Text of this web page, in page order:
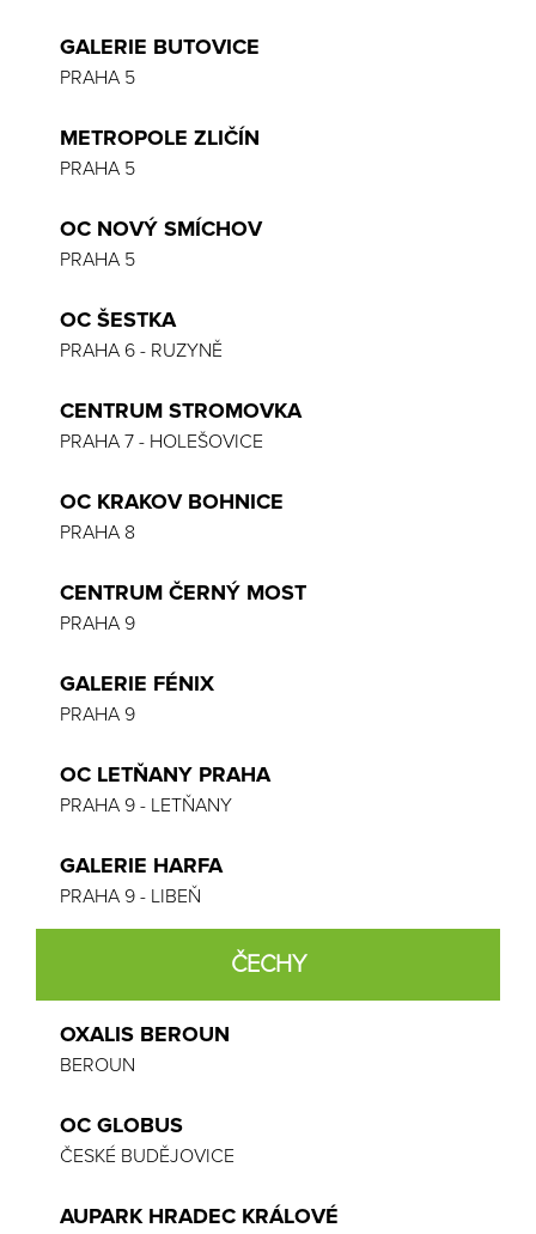
GALERIE BUTOVICE
PRAHA 5
METROPOLE ZLIČÍN
PRAHA 5
OC NOVÝ SMÍCHOV
PRAHA 5
OC ŠESTKA
PRAHA 6 - RUZYNĚ
CENTRUM STROMOVKA
PRAHA 7 - HOLEŠOVICE
OC KRAKOV BOHNICE
PRAHA 8
CENTRUM ČERNÝ MOST
PRAHA 9
GALERIE FÉNIX
PRAHA 9
OC LETŇANY PRAHA
PRAHA 9 - LETŇANY
GALERIE HARFA
PRAHA 9 - LIBEŇ
ČECHY
OXALIS BEROUN
BEROUN
OC GLOBUS
ČESKÉ BUDĚJOVICE
AUPARK HRADEC KRÁLOVÉ